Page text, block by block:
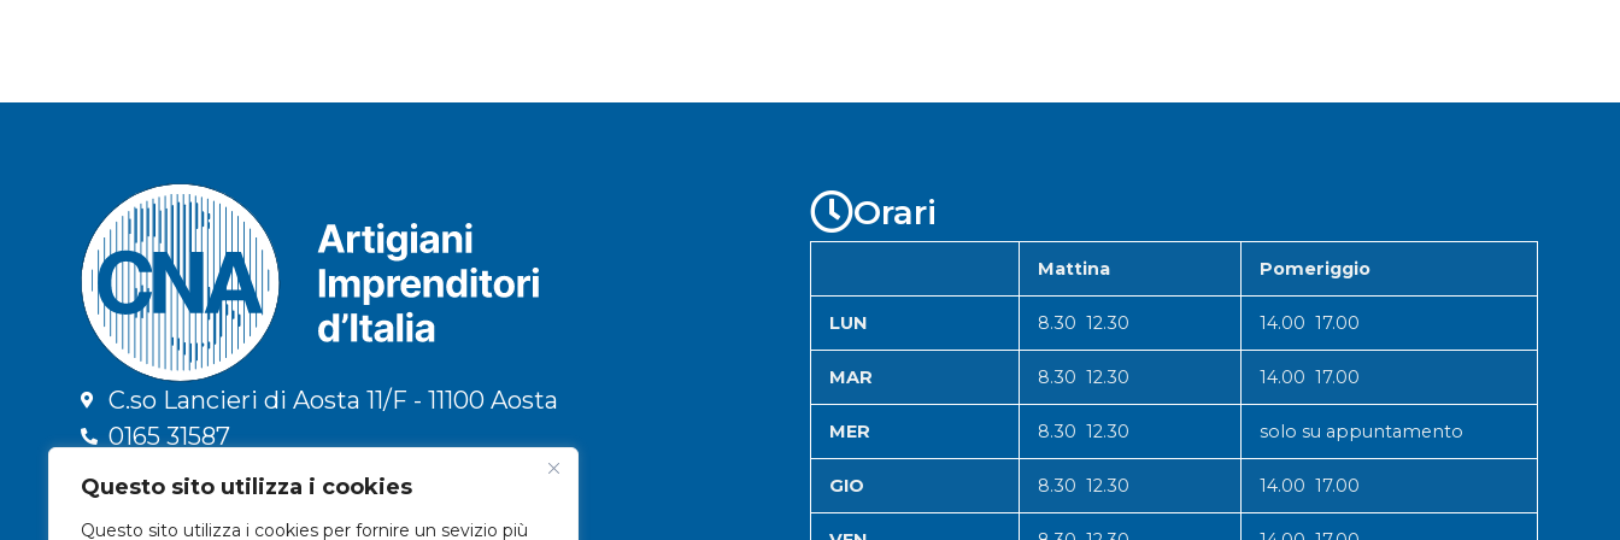
Questo sito utilizza i cookies
Questo sito utilizza i cookies per fornire un sevizio più
C.so Lancieri di Aosta 11/F - 11100 Aosta
0165 31587
info@cna.ao.it
Orari
Mattina Pomeriggio
LUN 8.30 12.30 14.00 17.00
MAR 8.30 12.30 14.00 17.00
MER 8.30 12.30 solo su appuntamento
GIO 8.30 12.30 14.00 17.00